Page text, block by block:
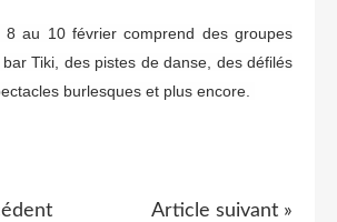
8 au 10 février comprend des groupes
Tiki, des pistes de danse, des défilés
burlesques et plus encore.
Article suivant »